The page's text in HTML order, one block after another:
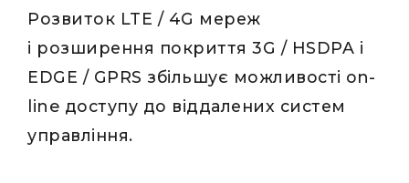
Розвиток LTE / 4G мереж
і розширення покриття 3G / HSDPA і
EDGE / GPRS збільшує можливості on-
line доступу до віддалених систем
управління.